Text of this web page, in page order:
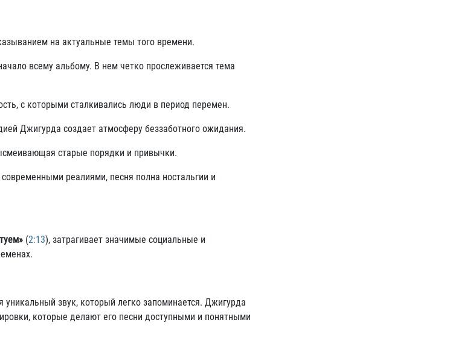
на актуальные темы того времени.
всему альбому. В нем четко прослеживается тема
с которыми сталкивались люди в период перемен.
Джигурда создает атмосферу беззаботного ожидания.
старые порядки и привычки.
реалиями, песня полна ностальгии и
(2:13), затрагивает значимые социальные и
звук, который легко запоминается. Джигурда
которые делают его песни доступными и понятными